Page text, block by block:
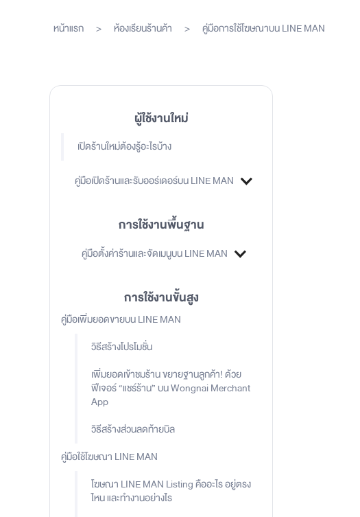
หน้าแรก > ห้องเรียนร้านค้า > คู่มือการใช้โฆษณาบน LINE MAN
ผู้ใช้งานใหม่
เปิดร้านใหม่ต้องรู้อะไรบ้าง
คู่มือเปิดร้านและรับออร์เดอร์บน LINE MAN
การใช้งานพื้นฐาน
คู่มือตั้งค่าร้านและจัดเมนูบน LINE MAN
การใช้งานขั้นสูง
คู่มือเพิ่มยอดขายบน LINE MAN
วิธีสร้างโปรโมชั่น
เพิ่มยอดเข้าชมร้าน ขยายฐานลูกค้า! ด้วย
ฟีเจอร์ “แชร์ร้าน” บน Wongnai Merchant
App
วิธีสร้างส่วนลดท้ายบิล
คู่มือใช้โฆษณา LINE MAN
โฆษณา LINE MAN Listing คืออะไร อยู่ตรง
ไหน และทำงานอย่างไร